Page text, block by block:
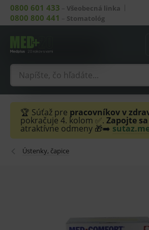
0800 601 433 – Všeobecná linka
0800 800 441 – Stomatológ
🏆 Súťaž pre pracovníkov v
pokračuje 4. kolom ✅. Zapojte sa
atraktívne odmeny 🎁➡️
Ústenky, čapice